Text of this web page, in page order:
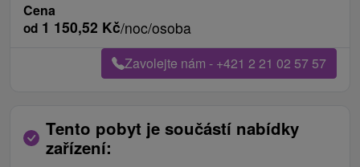
Cena
od 1 150,52 Kč/noc/osoba
Zavolejte nám - +421 2 21 02 57 57
Tento pobyt je součástí nabídky
zařízení: